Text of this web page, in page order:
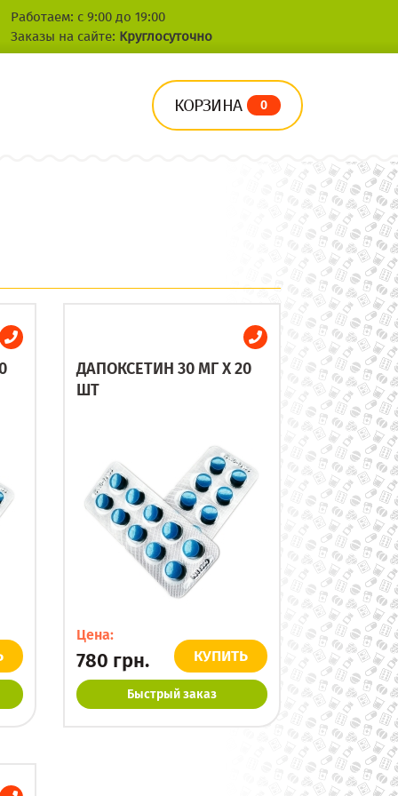
Работаем: с 9:00 до 19:00
Заказы на сайте: Круглосуточно
КОРЗИНА 0
ДАПОКСЕТИН 30 МГ X 20
ШТ
Цена:
780 грн. КУПИТЬ
Быстрый заказ